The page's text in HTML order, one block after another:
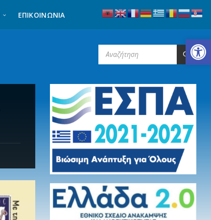
Ανοίξτε τη γραμμή εργαλείων
ΕΠΙΚΟΙΝΩΝΊΑ